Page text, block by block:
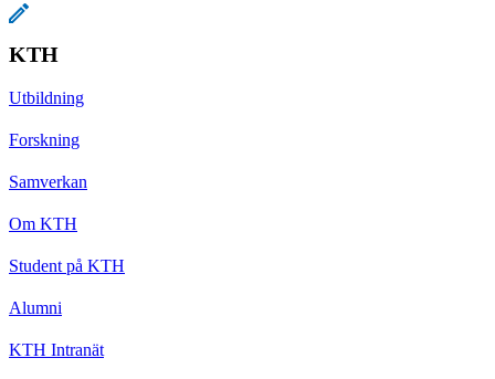
KTH
Utbildning
Forskning
Samverkan
Om KTH
Student på KTH
Alumni
KTH Intranät